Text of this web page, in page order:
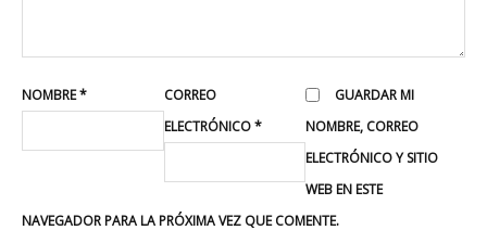
NOMBRE*
CORREO
ELECTRÓNICO*
GUARDAR MI
NOMBRE, CORREO
ELECTRÓNICO Y SITIO
WEB EN ESTE
NAVEGADOR PARA LA PRÓXIMA VEZ QUE COMENTE.